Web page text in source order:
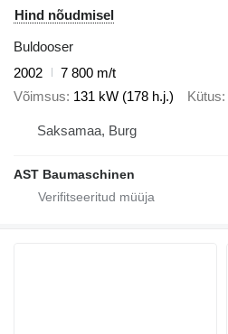
Hind nõudmisel
Buldooser
2002
7 800 m/t
Võimsus 131 kW (178 h.j.) Kütus
Saksamaa, Burg
AST Baumaschinen